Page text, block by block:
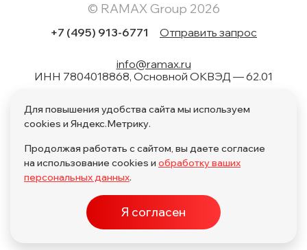
© RAMAX Group 2026
+7 (495) 913-6771 Отправить запрос
info@ramax.ru
ИНН 7804018868, Основной ОКВЭД — 62.01
1.02, 1.04, 1.05, 1.06, 1.08, 2.01, 3.01, 4.01, 11.01, 17.01, 27.01,
28.01
Политика обработки персональных данных
Карта сайта
Для повышения удобства сайта мы используем
cookies и Яндекс.Метрику.
Продолжая работать с сайтом, вы даете согласие
на использование cookies и обработку ваших
персональных данных.
Я согласен